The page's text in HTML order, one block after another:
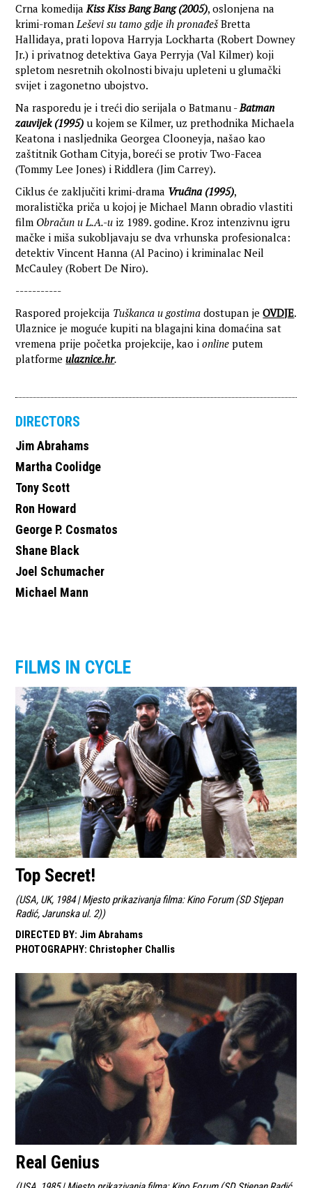
Crna komedijaKiss Kiss Bang Bang (2005), oslonjena na
krimi-roman Leševi su tamo gdje ih pronađešBretta
Hallidaya, prati lopova Harryja Lockharta (Robert Downey
Jr.) i privatnog detektiva Gaya Perryja (Val Kilmer) koji
spletom nesretnih okolnosti bivaju upleteni u glumački
svijet i zagonetno ubojstvo.
Na rasporedu je i treći dio serijala o Batmanu -Batman
zauvijek (1995) u kojem se Kilmer, uz prethodnika Michaela
Keatona i nasljednika Georgea Clooneyja, našao kao
zaštitnik Gotham Cityja, boreći se protiv Two-Facea
(Tommy Lee Jones) i Riddlera (Jim Carrey).
Ciklus će zaključiti krimi-drama Vrućina (1995),
moralistička priča u kojoj je Michael Mann obradio vlastiti
film Obračun u L.A.-u iz 1989. godine. Kroz intenzivnu igru
mačke i miša sukobljavaju se dva vrhunska profesionalca:
detektiv Vincent Hanna (Al Pacino) i kriminalac Neil
McCauley (Robert De Niro).
-----------
Raspored projekcija Tuškanca u gostima dostupan jeOVDJE.
Ulaznice je moguće kupiti na blagajni kina domaćina sat
vremena prije početka projekcije, kao ionline putem
platformeulaznice.hr.
DIRECTORS
Jim Abrahams
Martha Coolidge
Tony Scott
Ron Howard
George P. Cosmatos
Shane Black
Joel Schumacher
Michael Mann
FILMS IN CYCLE
Top Secret!
(USA, UK, 1984 | Mjesto prikazivanja filma: Kino Forum (SD Stjepan
Radić, Jarunska ul. 2))
DIRECTED BY: Jim Abrahams
PHOTOGRAPHY: Christopher Challis
Real Genius